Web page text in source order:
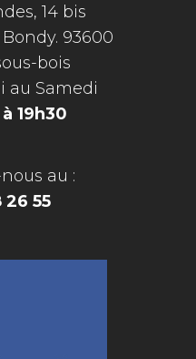
14 bis
93600
bois
au Samedi
19h30
au :
26 55